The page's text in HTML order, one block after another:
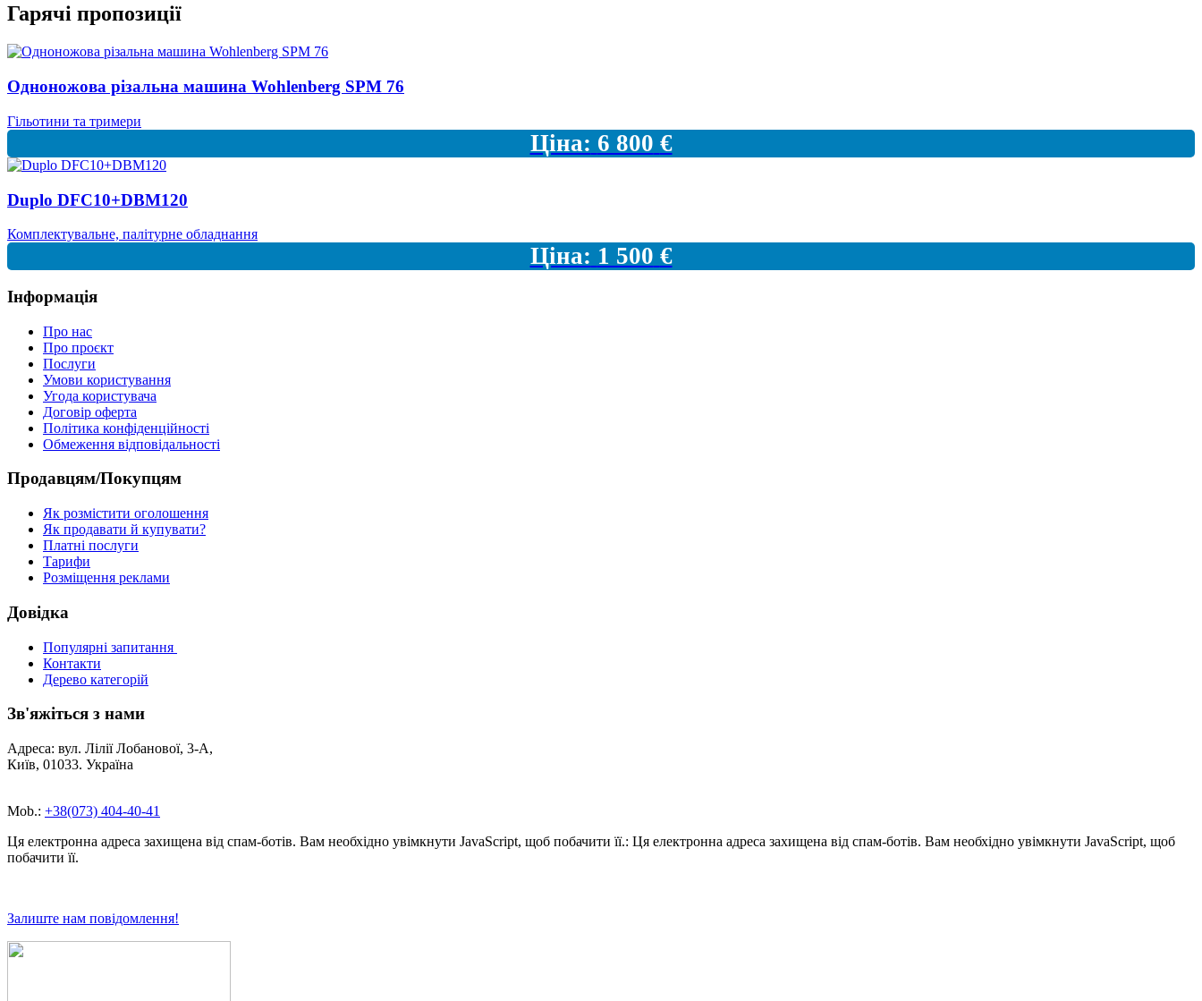
Гарячі пропозиції
Одноножова різальна машина Wohlenberg SPM 76
Гільотини та тримери
Ціна: 6 800 €
Duplo DFC10+DBM120
Комплектувальне, палітурне обладнання
Ціна: 1 500 €
Інформація
Про нас
Про проєкт
Послуги
Умови користування
Угода користувача
Договір оферта
Політика конфіденційності
Обмеження відповідальності
Продавцям/Покупцям
Як розмістити оголошення
Як продавати й купувати?
Платні послуги
Тарифи
Розміщення реклами
Довідка
Популярні запитання
Контакти
Дерево категорій
Зв'яжіться з нами
Адреса: вул. Лілії Лобанової, 3-А,
Київ, 01033. Україна
Mob.: +38(073) 404-40-41
Ця електронна адреса захищена від спам-ботів. Вам необхідно увімкнути JavaScript, щоб побачити її.: Ця електронна адреса захищена від спам-ботів. Вам необхідно увімкнути JavaScript, щоб
побачити її.
Залиште нам повідомлення!